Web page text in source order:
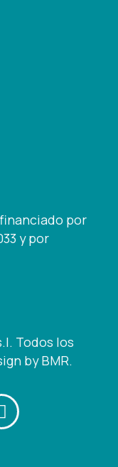
por
y por
Todos los
by BMR.